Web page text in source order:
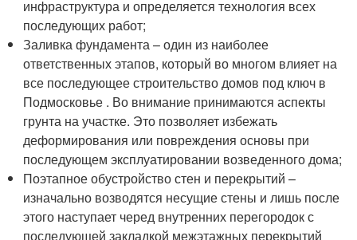
инфраструктура и определяется технология всех
последующих работ;
Заливка фундамента – один из наиболее
ответственных этапов, который во многом влияет на
все последующее строительство домов под ключ в
Подмосковье . Во внимание принимаются аспекты
грунта на участке. Это позволяет избежать
деформирования или повреждения основы при
последующем эксплуатировании возведенного дома;
Поэтапное обустройство стен и перекрытий –
изначально возводятся несущие стены и лишь после
этого наступает черед внутренних перегородок с
последующей закладкой межэтажных перекрытий